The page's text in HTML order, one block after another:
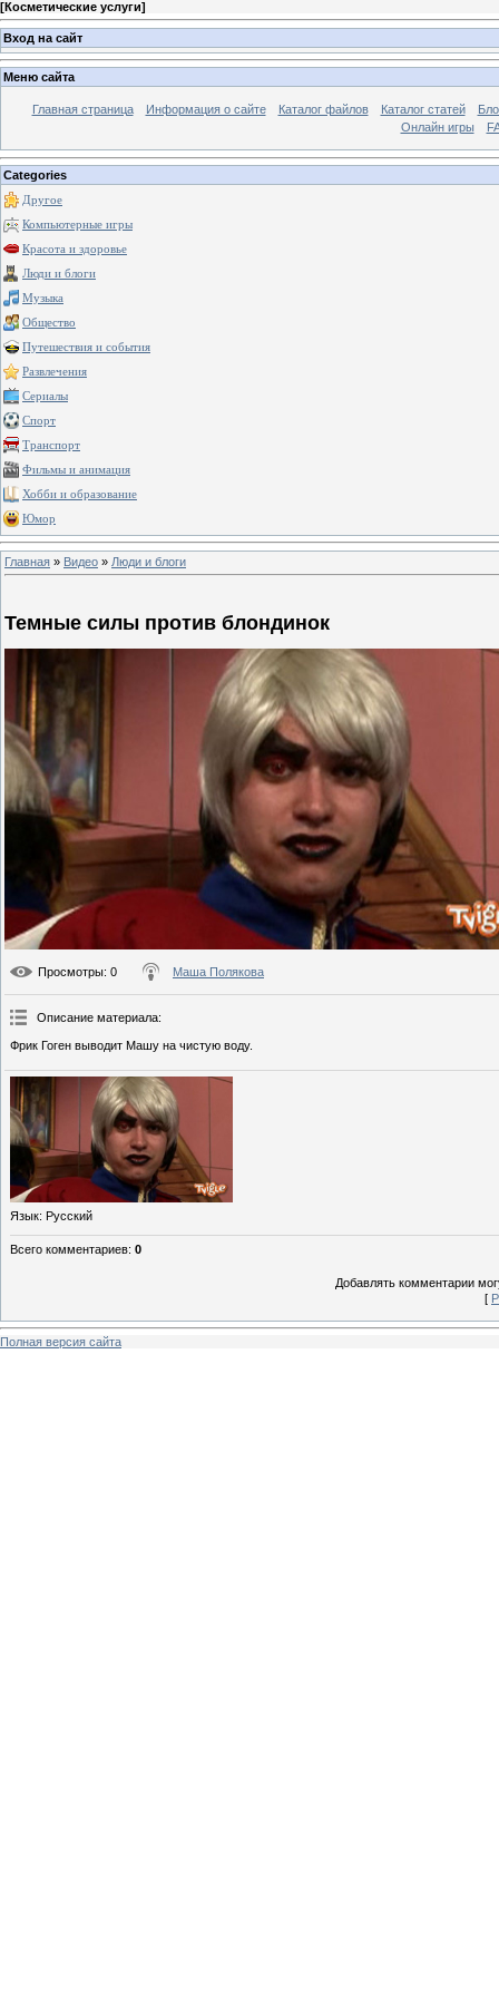
[Косметические услуги]
Вход на сайт
Меню сайта
Главная страница Информация о сайте Каталог файлов Каталог статей
Онлайн игры
Categories
Другое
Компьютерные игры
Красота и здоровье
Люди и блоги
Музыка
Общество
Путешествия и события
Развлечения
Сериалы
Спорт
Транспорт
Фильмы и анимация
Хобби и образование
Юмор
Главная » Видео » Люди и блоги
Темные силы против блондинок
Просмотры: 0 Маша Полякова
Описание материала:
Фрик Гоген выводит Машу на чистую воду.
Язык: Русский
Всего комментариев: 0
Добавлять комментарии
[
Полная версия сайта